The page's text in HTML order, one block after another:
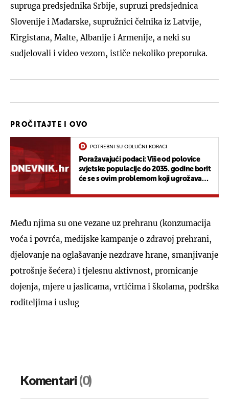
supruga predsjednika Srbije, supruzi predsjednica
Slovenije i Mađarske, supružnici čelnika iz Latvije,
Kirgistana, Malte, Albanije i Armenije, a neki su
sudjelovali i video vezom, ističe nekoliko preporuka.
PROČITAJTE I OVO
POTREBNI SU ODLUČNI KORACI
Poražavajući podaci: Više od polovice
svjetske populacije do 2035. godine borit
će se s ovim problemom koji ugrožava
Među njima su one vezane uz prehranu (konzumacija
voća i povrća, medijske kampanje o zdravoj prehrani,
djelovanje na oglašavanje nezdrave hrane, smanjivanje
potrošnje šećera) i tjelesnu aktivnost, promicanje
dojenja, mjere u jaslicama, vrtićima i školama, podrška
roditeljima i uslug
Komentari(0)